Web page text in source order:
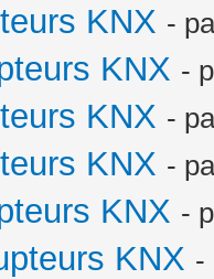
KNX -
KNX -
KNX -
KNX -
KNX -
KNX -